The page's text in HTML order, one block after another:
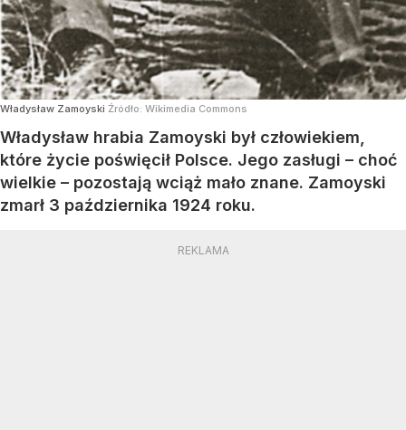
Władysław Zamoyski Źródło: Wikimedia Commons
Władysław hrabia Zamoyski był człowiekiem,
które życie poświęcił Polsce. Jego zasługi – choć
wielkie – pozostają wciąż mało znane. Zamoyski
zmarł 3 października 1924 roku.